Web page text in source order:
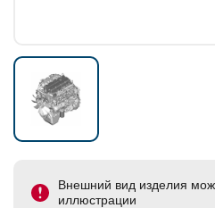
Внешний вид изделия
иллюстрации